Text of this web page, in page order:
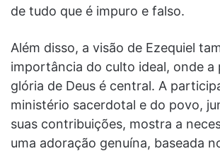
de tudo que é impuro e falso.
Além disso, a visão de Ezequiel
importância do culto ideal, onde a
glória de Deus é central. A
ministério sacerdotal e do povo,
suas contribuições, mostra a
uma adoração genuína, baseada